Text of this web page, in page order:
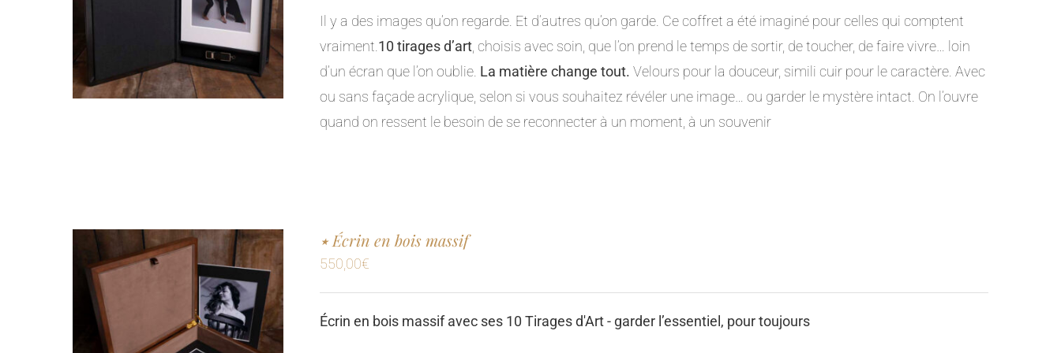
Il y a des images qu’on regarde. Et d’autres qu’on garde. Ce coffret a été imaginé pour celles qui comptent
vraiment. 10 tirages d’art , choisis avec soin, que l’on prend le temps de sortir, de toucher, de faire vivre… loin
d’un écran que l’on oublie. La matière change tout. Velours pour la douceur, simili cuir pour le caractère. Avec
ou sans façade acrylique, selon si vous souhaitez révéler une image… ou garder le mystère intact. On l’ouvre
quand on ressent le besoin de se reconnecter à un moment, à un souvenir
٭ Écrin en bois massif
550,00€
Écrin en bois massif avec ses 10 Tirages d'Art - garder l’essentiel, pour toujours